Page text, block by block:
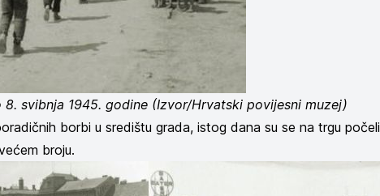
8. svibnja 1945. godine (Izvor/Hrvatski povijesni muzej)
borbi u središtu grada, istog dana su se na trgu počeli
broju.